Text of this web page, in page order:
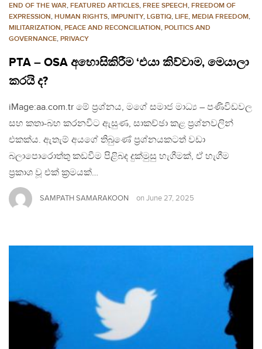
END OF THE WAR, FEATURED ARTICLES, FREE SPEECH, FREEDOM OF
EXPRESSION, HUMAN RIGHTS, IMPUNITY, LGBTIQ, LIFE, MEDIA FREEDOM,
MILITARIZATION, PEACE AND RECONCILIATION, POLITICS AND
GOVERNANCE, PRIVACY
PTA – OSA අහොසිකිරීම ‘එයා කිව්වාම, මෙයාලා
කරයි ද?
iMage:aa.com.tr මේ ප්‍රශ්නය, මගේ සමාජ මාධ්‍ය – පණිවිඩවල
සහ කතා-බහ කරනවිට ඇසුණ, සාකච්ඡා කළ ප්‍රශ්නවලින්
එකක්ය. ඇතැම් අයගේ තිබුණේ ප්‍රශ්නයකටත් වඩා
බලාපොරොත්තු කඩවීම පිළිබද දුක්මුසු හැගීමක්, ඒ හැගීම
ප්‍රකාශ වූ එක් ක්‍රමයක්…
SAMPATH SAMARAKOON on June 27, 2025